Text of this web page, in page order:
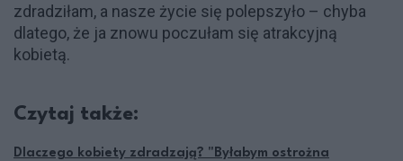
zdradziłam, a nasze życie się polepszyło – chyba
dlatego, że ja znowu poczułam się atrakcyjną
kobietą.
Czytaj także:
Dlaczego kobiety zdradzają? "Byłabym ostrożna